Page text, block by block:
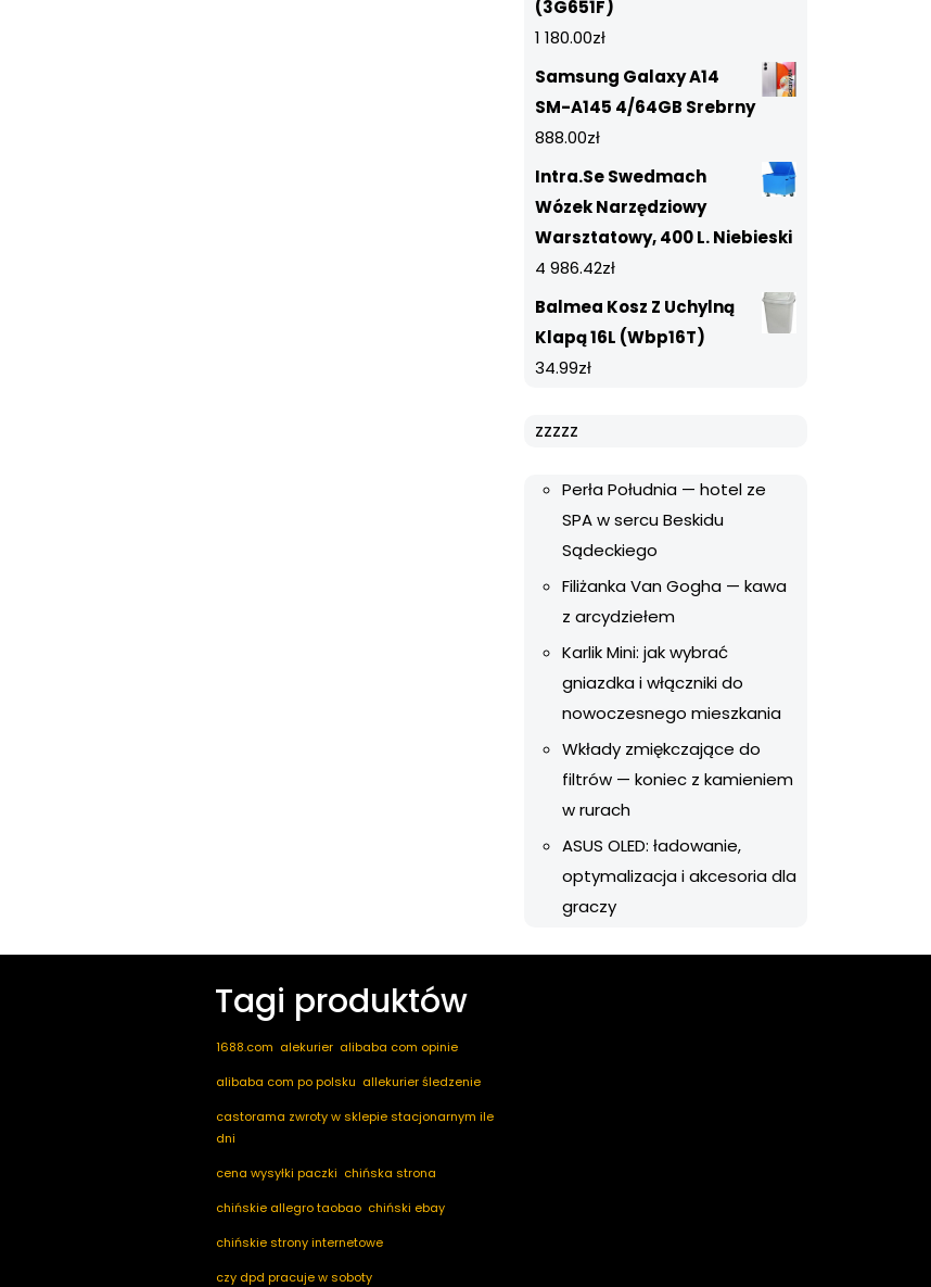
(3G651F)
1 180.00zł
Samsung Galaxy A14
SM-A145 4/64GB Srebrny
888.00zł
Intra.Se Swedmach
Wózek Narzędziowy
Warsztatowy, 400 L. Niebieski
4 986.42zł
Balmea Kosz Z Uchylną
Klapą 16L (Wbp16T)
34.99zł
zzzzz
Perła Południa — hotel ze
SPA w sercu Beskidu
Sądeckiego
Filiżanka Van Gogha — kawa
z arcydziełem
Karlik Mini: jak wybrać
gniazdka i włączniki do
nowoczesnego mieszkania
Wkłady zmiękczające do
filtrów — koniec z kamieniem
w rurach
ASUS OLED: ładowanie,
optymalizacja i akcesoria dla
graczy
Tagi produktów
1688.com alekurier alibaba com opinie
alibaba com po polsku allekurier śledzenie
castorama zwroty w sklepie stacjonarnym ile
dni
cena wysyłki paczki chińska strona
chińskie allegro taobao chiński ebay
chińskie strony internetowe
czy dpd pracuje w soboty